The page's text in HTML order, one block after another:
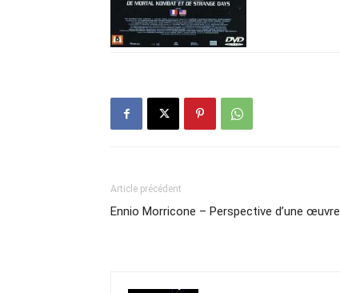
Article précédent
Ennio Morricone – Perspective d’une œuvre